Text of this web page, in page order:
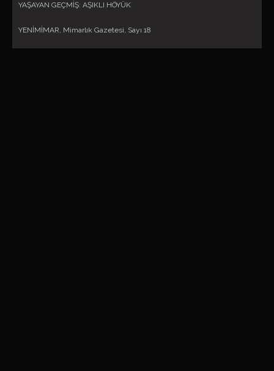
YAŞAYAN GEÇMİŞ: AŞIKLI HÖYÜK
YENİMİMAR, Mimarlık Gazetesi, Sayı 18